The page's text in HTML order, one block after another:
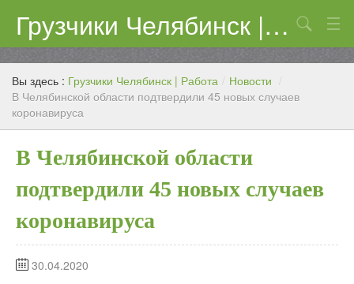
Грузчики Челябинск | Работа
Цены
Контакты
Поиск
Вы здесь : Грузчики Челябинск | Работа / Новости /
В Челябинской области подтвердили 45 новых случаев
коронавируса
В Челябинской области
подтвердили 45 новых случаев
коронавируса
30.04.2020